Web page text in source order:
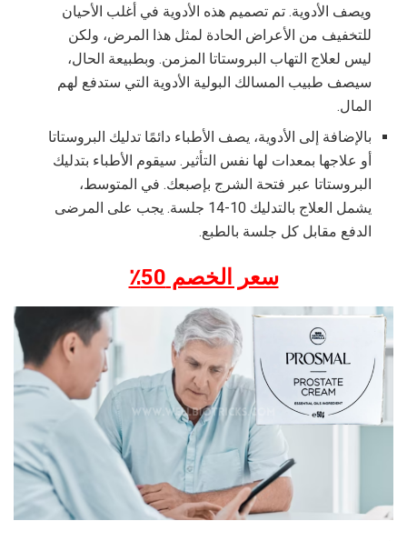
ويصف الأدوية. تم تصميم هذه الأدوية في أغلب الأحيان
للتخفيف من الأعراض الحادة لمثل هذا المرض، ولكن
ليس لعلاج التهاب البروستاتا المزمن. وبطبيعة الحال،
سيصف طبيب المسالك البولية الأدوية التي ستدفع لهم
المال.
بالإضافة إلى الأدوية، يصف الأطباء دائمًا تدليك البروستاتا
أو علاجها بمعدات لها نفس التأثير. سيقوم الأطباء بتدليك
البروستاتا عبر فتحة الشرج بإصبعك. في المتوسط،
يشمل العلاج بالتدليك 10-14 جلسة. يجب على المرضى
الدفع مقابل كل جلسة بالطبع.
سعر الخصم 50٪